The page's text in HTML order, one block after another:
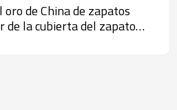
de China de zapatos
de la cubierta del zapato